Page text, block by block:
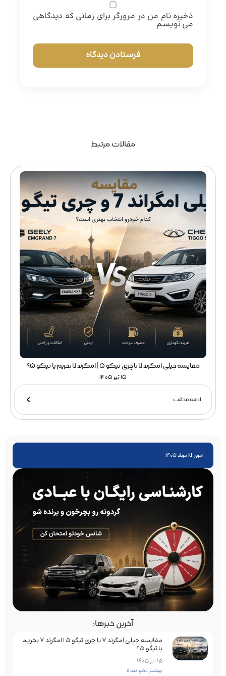
ذخیره نام من در مرورگر برای زمانی که دیدگاهی
می نویسم
مقالات مرتبط
مقایسه جیلی امگرند 7 با چری تیگو 5 | امگرند 7 بخریم یا تیگو 5؟
15 تیر 1405
ادامه مطلب
امروز: 17 مرداد 1405
آخرین خبرها:
مقایسه جیلی امگرند 7 با چری تیگو 5 | امگرند 7 بخریم
یا تیگو 5؟
15 تیر 1405
بیشتر بخوانید »